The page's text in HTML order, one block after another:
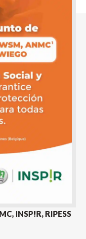
INSP!R, RIPESS